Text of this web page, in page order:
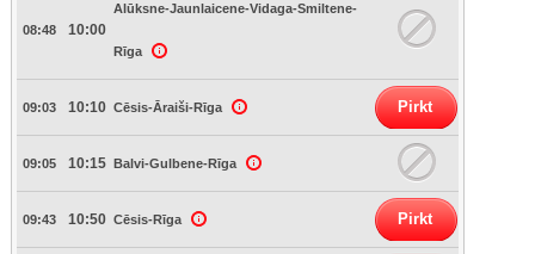
08:48 10:00
Alūksne-Jaunlaicene-Vidaga-Smiltene-
Rīga
09:03 10:10 Cēsis-Āraiši-Rīga Pirkt
09:05 10:15 Balvi-Gulbene-Rīga
09:43 10:50 Cēsis-Rīga Pirkt